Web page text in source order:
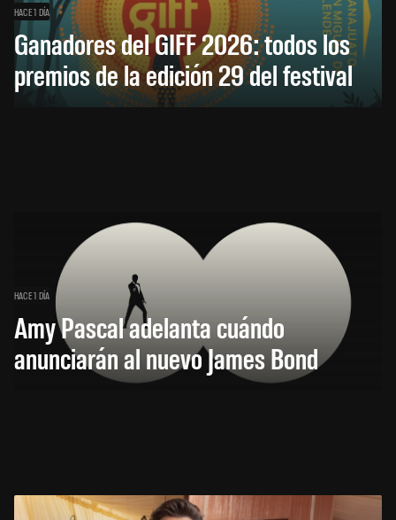
HACE 1 DÍA
Ganadores del GIFF 2026: todos los
premios de la edición 29 del festival
HACE 1 DÍA
Amy Pascal adelanta cuándo
anunciarán al nuevo James Bond